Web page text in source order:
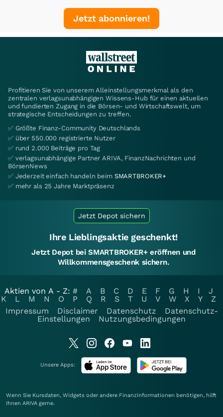
Jetzt abonnieren!
Profitieren Sie von unserem Alleinstellungsmerkmal als den
zentralen verlagsunabhängigen Wissens-Hub für einen aktuellen
und fundierten Zugang in die Börsen- und Wirtschaftswelt, um
strategische Entscheidungen zu treffen.
✅ Größte Finanz-Community Deutschlands
✅ über 550.000 registrierte Nutzer
✅ rund 2.000 Beiträge pro Tag
✅ verlagsunabhängige Partner ARIVA, FinanzNachrichten und
BörsenNews
✅ Jederzeit einfach handeln beim SMARTBROKER+
✅ mehr als 25 Jahre Marktpräsenz
Jetzt Depot sichern
Ihre Lieblingsaktie geschenkt!
Jetzt Depot bei SMARTBROKER+ eröffnen und
Willkommensgeschenk sichern.
Aktien von A - Z: # A B C D E F G H I
J
K
L M N O P Q R S T U V W X Y
Z
Impressum
Disclaimer Datenschutz
Datenschutz-
Einstellungen
Nutzungsbedingungen
Unsere Apps:
Wenn Sie Kursdaten, Widgets oder andere Finanzinformationen benötigen, hilft
Ihnen ARIVA gerne.